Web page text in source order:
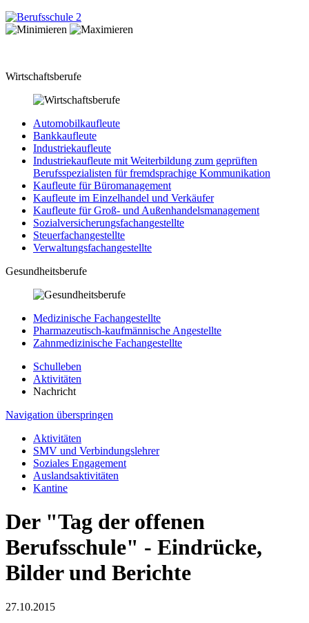
Wirtschaftsberufe
Automobilkaufleute
Bankkaufleute
Industriekaufleute
Industriekaufleute mit Weiterbildung zum geprüften
Berufsspezialisten für fremdsprachige Kommunikation
Kaufleute für Büromanagement
Kaufleute im Einzelhandel und Verkäufer
Kaufleute für Groß- und Außenhandelsmanagement
Sozialversicherungsfachangestellte
Steuerfachangestellte
Verwaltungsfachangestellte
Gesundheitsberufe
Medizinische Fachangestellte
Pharmazeutisch-kaufmännische Angestellte
Zahnmedizinische Fachangestellte
Schulleben
Aktivitäten
Nachricht
Navigation überspringen
Aktivitäten
SMV und Verbindungslehrer
Soziales Engagement
Auslandsaktivitäten
Kantine
Der "Tag der offenen
Berufsschule" - Eindrücke,
Bilder und Berichte
27.10.2015